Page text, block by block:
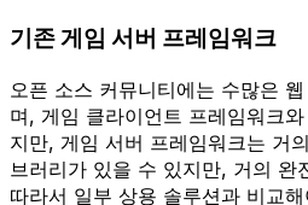
기존 게임 서버 프레임워크
오픈 소스 커뮤니티에는 수많은
며, 게임 클라이언트 프레임워크
지만, 게임 서버 프레임워크는 거
브러리가 있을 수 있지만, 거의 완
따라서 일부 상용 솔루션과 비교